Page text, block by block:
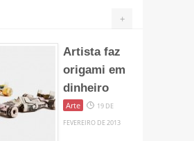
+
Artista faz
origami em
dinheiro
Arte
19 DE
FEVEREIRO DE 2013